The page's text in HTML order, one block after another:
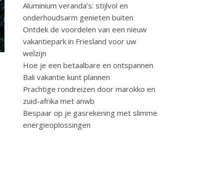
Aluminium veranda’s: stijlvol en
onderhoudsarm genieten buiten
Ontdek de voordelen van een nieuw
vakantiepark in Friesland voor uw
welzijn
Hoe je een betaalbare en ontspannen
Bali vakantie kunt plannen
Prachtige rondreizen door marokko en
zuid-afrika met anwb
Bespaar op je gasrekening met slimme
energieoplossingen